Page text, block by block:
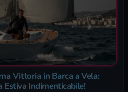
Vittoria in Barca a Vela:
Estiva Indimenticabile!